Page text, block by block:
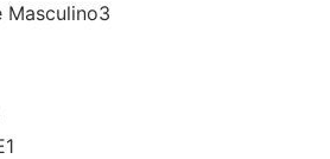
Masculino3
1